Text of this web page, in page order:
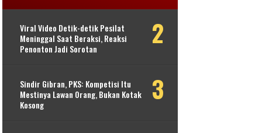
Viral Video Detik-detik Pesilat
Meninggal Saat Beraksi, Reaksi
Penonton Jadi Sorotan
Sindir Gibran, PKS: Kompetisi Itu
Mestinya Lawan Orang, Bukan Kotak
Kosong